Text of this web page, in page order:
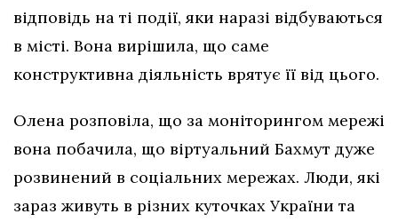
відповідь на ті події, яки наразі відбуваються
в місті. Вона вирішила, що саме
конструктивна діяльність врятує її від цього.
Олена розповіла, що за моніторингом мережі
вона побачила, що віртуальний Бахмут дуже
розвинений в соціальних мережах. Люди, які
зараз живуть в різних куточках України та